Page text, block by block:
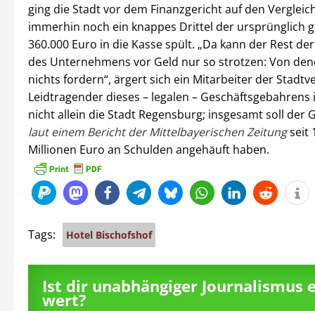
ging die Stadt vor dem Finanzgericht auf den
immerhin noch ein knappes Drittel der ursprünglich
360.000 Euro in die Kasse spült. „Da kann der Rest
des Unternehmens vor Geld nur so strotzen: Von
nichts fordern“, ärgert sich ein Mitarbeiter der
Leidtragender dieses – legalen –
nicht allein die Stadt Regensburg; insgesamt soll der
laut einem Bericht der Mittelbayerischen Zeitungseit
Millionen Euro an Schulden angehäuft haben.
Tags: Hotel Bischofshof
Ist dir unabhängiger Journalismus
wert?